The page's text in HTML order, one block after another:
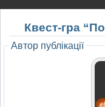
Квест-гра
Автор публікації